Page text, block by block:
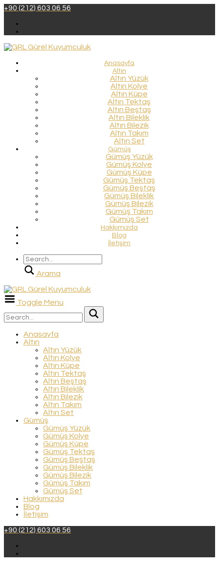
+90 (212) 603 06 56
Anasayfa
Altın
Altın Yüzük
Altın Kolye
Altın Küpe
Altın Tektaş
Altın Beştaş
Altın Bileklik
Altın Bilezik
Altın Takım
Altın Set
Gümüş
Gümüş Yüzük
Gümüş Kolye
Gümüş Küpe
Gümüş Tektaş
Gümüş Beştaş
Gümüş Bileklik
Gümüş Bilezik
Gümüş Takım
Gümüş Set
Hakkımızda
Blog
İletişim
Arama
Toggle Menu
Anasayfa
Altın
Altın Yüzük
Altın Kolye
Altın Küpe
Altın Tektaş
Altın Beştaş
Altın Bileklik
Altın Bilezik
Altın Takım
Altın Set
Gümüş
Gümüş Yüzük
Gümüş Kolye
Gümüş Küpe
Gümüş Tektaş
Gümüş Beştaş
Gümüş Bileklik
Gümüş Bilezik
Gümüş Takım
Gümüş Set
Hakkımızda
Blog
İletişim
+90 (212) 603 06 56